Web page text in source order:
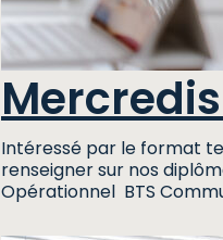
Intéressé par le format
renseigner sur nos
Opérationnel BTS